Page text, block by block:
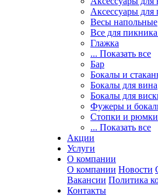
Аксессуары для
Весы напольные
Все для
Глажка
... Показать все
Бар
Бокалы и
Бокалы для вина
Бокалы для
Фужеры и
Стопки и рюмки
... Показать все
Акции
Услуги
О компании
О компании Новости
Вакансии Политика
Контакты